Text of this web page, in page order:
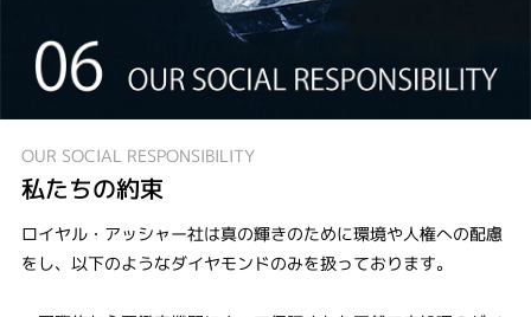
OUR SOCIAL RESPONSIBILITY
私たちの約束
ロイヤル・アッシャー社は真の輝きのために環境や人権への配慮
をし、以下のようなダイヤモンドのみを扱っております。